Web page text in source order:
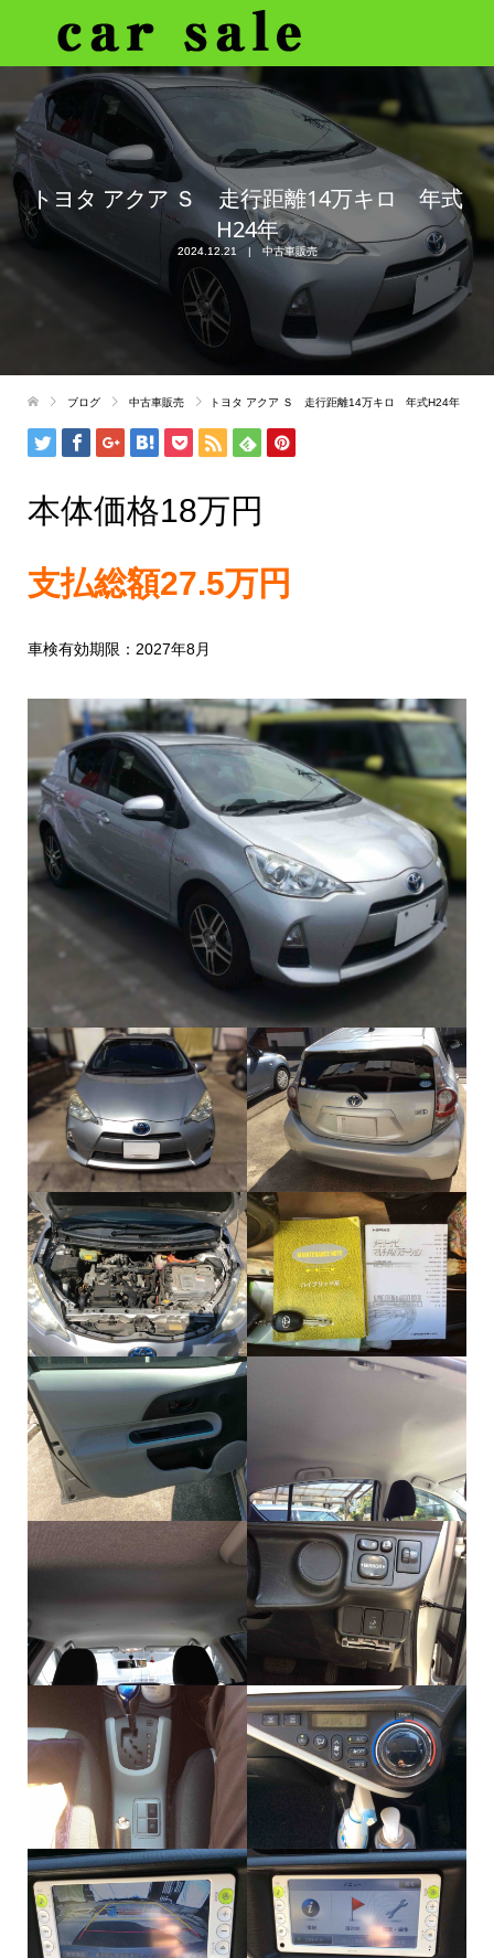
トヨタ アクア Ｓ 走行距離14万キロ 年式
H24年
2024.12.21 中古車販売
ブログ 中古車販売 トヨタ アクア Ｓ 走行距離14万キロ 年式H24年
本体価格18万円
支払総額27.5万円
車検有効期限：2027年8月